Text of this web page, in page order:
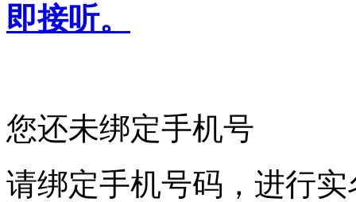
即接听。
您还未绑定手机号
请绑定手机号码，进行